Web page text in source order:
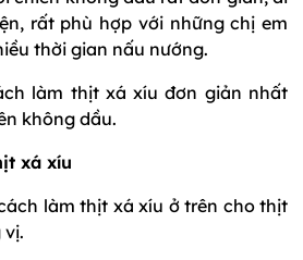
rất phù hợp với những chị em
thời gian nấu nướng.
làm thịt xá xíu đơn giản nhất
không dầu.
xá xíu
làm thịt xá xíu ở trên cho thịt
vị.